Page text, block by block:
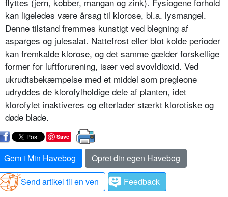
kan ligeledes være årsag til klorose, bl.a. lysmangel.
Denne tilstand fremmes kunstigt ved blegning af
asparges og julesalat. Nattefrost eller blot kolde perioder
kan fremkal­de klorose, og det samme gælder for­skellige
former for luftforurening, især ved svovldioxid. Ved
ukrudtsbekæm­pelse med et middel som pregleone
udryddes de klorofylholdige dele af planten, idet
klorofylet inaktiveres og efterlader stærkt klorotiske og
døde blade.
Save
Gem i Min Havebog
Opret din egen Havebog
Send artikel til en ven
Feedback